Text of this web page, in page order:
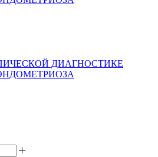
ДИАГНОСТИКЕ